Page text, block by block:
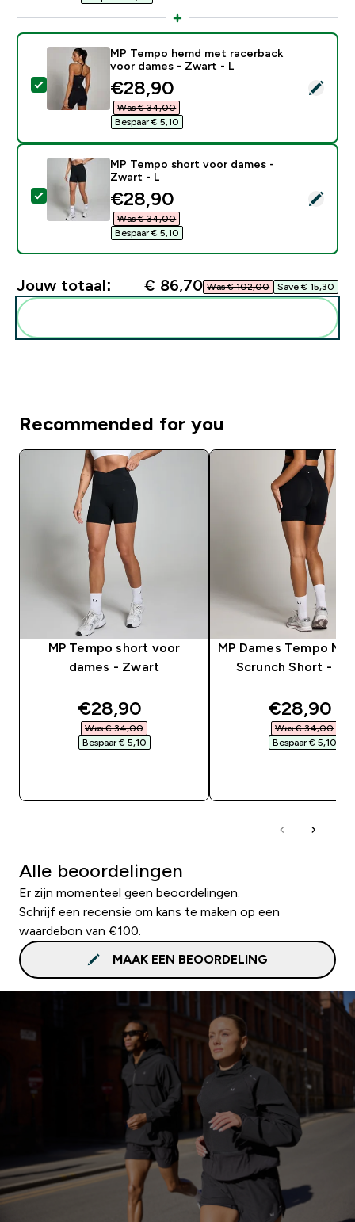
Selecteer dit product - MP Tempo hemd met
MP Tempo hemd met racerback
voor dames - Zwart - L
discounted price
€28,90‎
Was € 34,00‎
Bespaar € 5,10‎
Selecteer dit product - MP Tempo short voor dames
MP Tempo short voor dames -
Zwart - L
discounted price
€28,90‎
Was € 34,00‎
Bespaar € 5,10‎
Jouw totaal: € 86,70‎ Was € 102,00‎ Save € 15,30‎
Recommended for you
MP Tempo short voor
dames - Zwart
discounted price
€28,90‎
Was € 34,00‎
Bespaar € 5,10‎
MP Dames Tempo
Scrunch Short -
€28,90‎
Was € 34,00‎
Bespaar € 5,10‎
Alle beoordelingen
Er zijn momenteel geen beoordelingen.
Schrijf een recensie om kans te maken op een
waardebon van €100.
MAAK EEN BEOORDELING